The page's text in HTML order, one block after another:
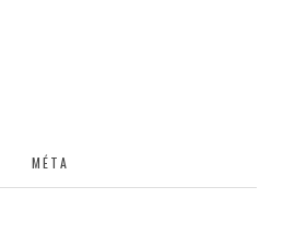
MÉTA